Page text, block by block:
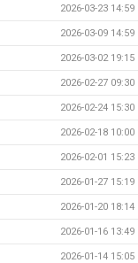
2026-03-23 14:59
2026-03-09 14:59
2026-03-02 19:15
2026-02-27 09:30
2026-02-24 15:30
2026-02-18 10:00
2026-02-01 15:23
2026-01-27 15:19
2026-01-20 18:14
2026-01-16 13:49
2026-01-14 15:05